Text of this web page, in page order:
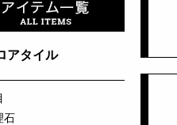
アタイル
石